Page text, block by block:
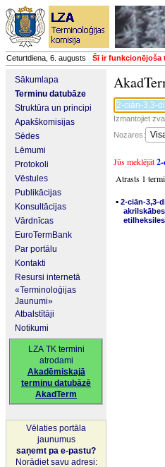
Ceturtdiena, 6. augusts Šī ir funkcionējoša
Sākumlapa
Terminu datubāze
Struktūra un principi
Apakškomisijas
Sēdes
Lēmumi
Protokoli
Vēstules
Publikācijas
Konsultācijas
Vārdnīcas
EuroTermBank
Par portālu
Kontakti
Resursi internetā
«Terminoloģijas
Jaunumi»
Atbalstītāji
Notikumi
LZA TK termini
atrodami
Akadēmiskajā
terminu datubāzē
AkadTerm
Vēlaties portāla
jaunumus
saņemt pa e-pastu?
Norādiet savu adresi:
Izmantojiet
Nozares:
Jūs meklējāt
Atrasts 1
▪ 2-ciān-3,3-